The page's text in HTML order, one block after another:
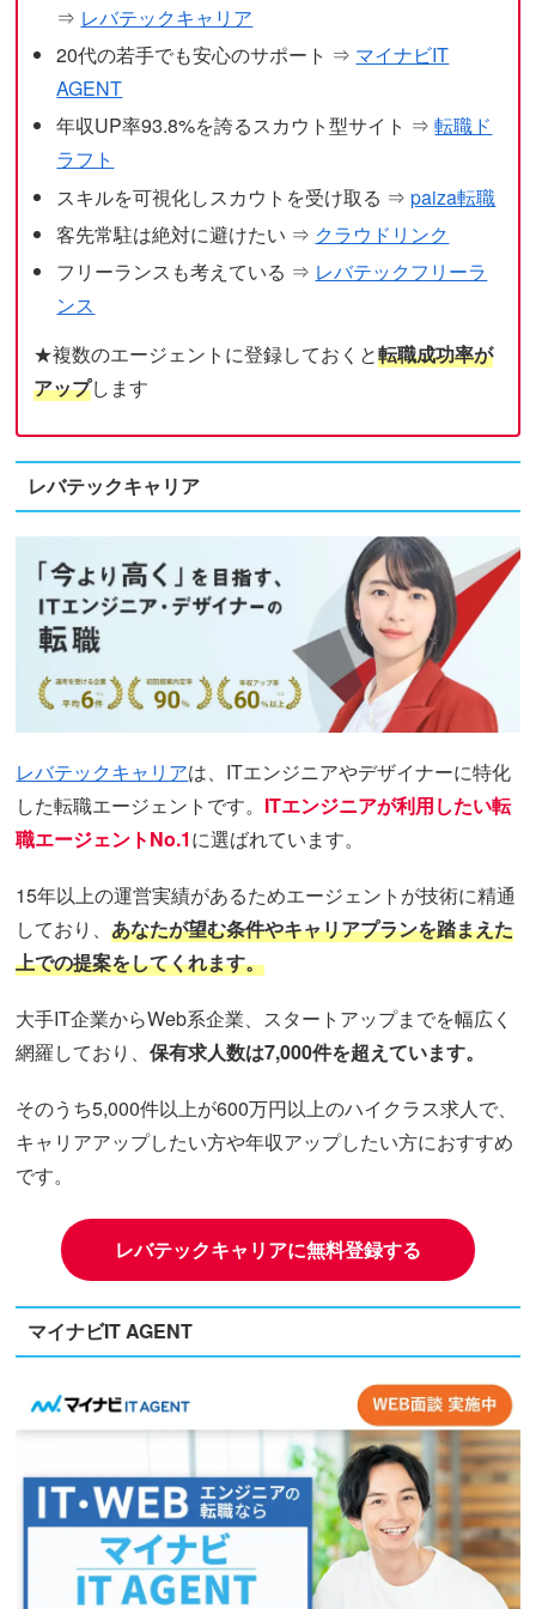
⇒ レバテックキャリア
20代の若手でも安心のサポート ⇒ マイナビIT
AGENT
年収UP率93.8%を誇るスカウト型サイト ⇒転職ド
ラフト
スキルを可視化しスカウトを受け取る ⇒paiza転職
客先常駐は絶対に避けたい ⇒ クラウドリンク
フリーランスも考えている ⇒ レバテックフリーラ
ンス
★複数のエージェントに登録しておくと転職成功率が
アップします
レバテックキャリア
レバテックキャリアは、ITエンジニアやデザイナーに特化
した転職エージェントです。 ITエンジニアが利用したい転
職エージェントNo.1に選ばれています。
15年以上の運営実績があるためエージェントが技術に精通
しており、あなたが望む条件やキャリアプランを踏まえた
上での提案をしてくれます。
大手IT企業からWeb系企業、スタートアップまでを幅広く
網羅しており、保有求人数は7,000件を超えています。
そのうち5,000件以上が600万円以上のハイクラス求人で、
キャリアアップしたい方や年収アップしたい方におすすめ
です。
レバテックキャリアに無料登録する
マイナビIT AGENT